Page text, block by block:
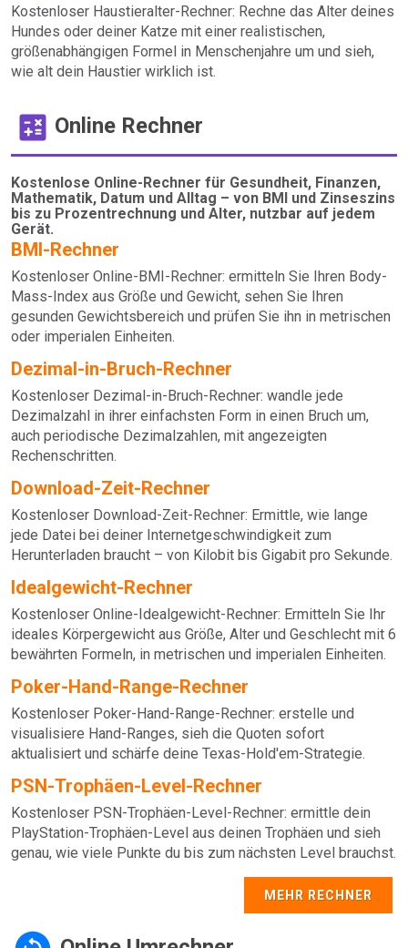
Kostenloser Haustieralter-Rechner: Rechne das Alter deines
Hundes oder deiner Katze mit einer realistischen,
größenabhängigen Formel in Menschenjahre um und sieh,
wie alt dein Haustier wirklich ist.
Online Rechner
Kostenlose Online-Rechner für Gesundheit, Finanzen,
Mathematik, Datum und Alltag – von BMI und Zinseszins
bis zu Prozentrechnung und Alter, nutzbar auf jedem
Gerät.
BMI-Rechner
Kostenloser Online-BMI-Rechner: ermitteln Sie Ihren Body-
Mass-Index aus Größe und Gewicht, sehen Sie Ihren
gesunden Gewichtsbereich und prüfen Sie ihn in metrischen
oder imperialen Einheiten.
Dezimal-in-Bruch-Rechner
Kostenloser Dezimal-in-Bruch-Rechner: wandle jede
Dezimalzahl in ihrer einfachsten Form in einen Bruch um,
auch periodische Dezimalzahlen, mit angezeigten
Rechenschritten.
Download-Zeit-Rechner
Kostenloser Download-Zeit-Rechner: Ermittle, wie lange
jede Datei bei deiner Internetgeschwindigkeit zum
Herunterladen braucht – von Kilobit bis Gigabit pro Sekunde.
Idealgewicht-Rechner
Kostenloser Online-Idealgewicht-Rechner: Ermitteln Sie Ihr
ideales Körpergewicht aus Größe, Alter und Geschlecht mit 6
bewährten Formeln, in metrischen und imperialen Einheiten.
Poker-Hand-Range-Rechner
Kostenloser Poker-Hand-Range-Rechner: erstelle und
visualisiere Hand-Ranges, sieh die Quoten sofort
aktualisiert und schärfe deine Texas-Hold'em-Strategie.
PSN-Trophäen-Level-Rechner
Kostenloser PSN-Trophäen-Level-Rechner: ermittle dein
PlayStation-Trophäen-Level aus deinen Trophäen und sieh
genau, wie viele Punkte du bis zum nächsten Level brauchst.
MEHR RECHNER